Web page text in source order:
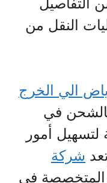
النقل من
الي الخرج
في
لتسهيل أمور
شركة
في